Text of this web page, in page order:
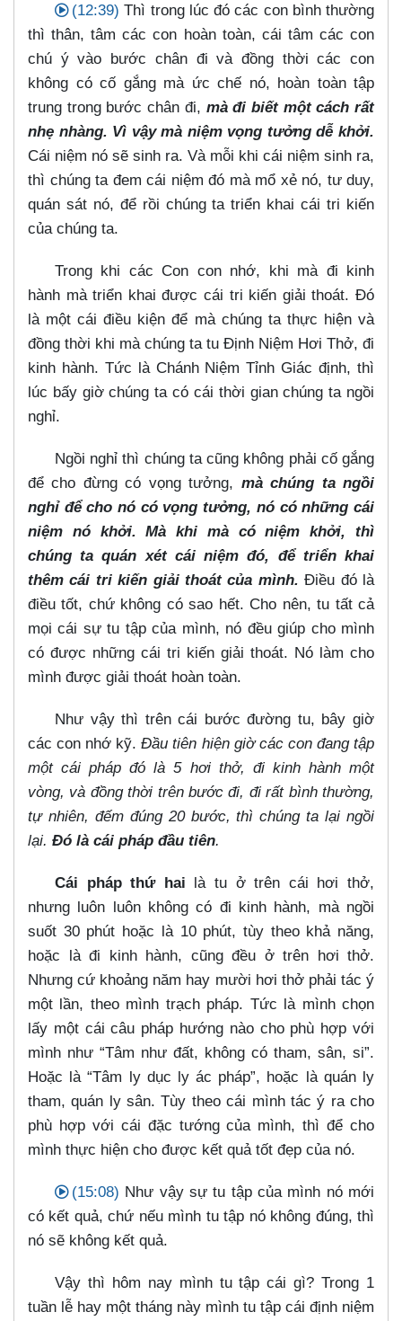
(12:39) Thì trong lúc đó các con bình thường
thì thân, tâm các con hoàn toàn, cái tâm các con
chú ý vào bước chân đi và đồng thời các con
không có cố gắng mà ức chế nó, hoàn toàn tập
trung trong bước chân đi, mà đi biết một cách rất
nhẹ nhàng. Vì vậy mà niệm vọng tưởng dễ khởi.
Cái niệm nó sẽ sinh ra. Và mỗi khi cái niệm sinh ra,
thì chúng ta đem cái niệm đó mà mổ xẻ nó, tư duy,
quán sát nó, để rồi chúng ta triển khai cái tri kiến
của chúng ta.
Trong khi các Con con nhớ, khi mà đi kinh
hành mà triển khai được cái tri kiến giải thoát. Đó
là một cái điều kiện để mà chúng ta thực hiện và
đồng thời khi mà chúng ta tu Định Niệm Hơi Thở, đi
kinh hành. Tức là Chánh Niệm Tỉnh Giác định, thì
lúc bấy giờ chúng ta có cái thời gian chúng ta ngồi
nghỉ.
Ngồi nghỉ thì chúng ta cũng không phải cố gắng
để cho đừng có vọng tưởng, mà chúng ta ngồi
nghỉ để cho nó có vọng tưởng, nó có những cái
niệm nó khởi. Mà khi mà có niệm khởi, thì
chúng ta quán xét cái niệm đó, để triển khai
thêm cái tri kiến giải thoát của mình. Điều đó là
điều tốt, chứ không có sao hết. Cho nên, tu tất cả
mọi cái sự tu tập của mình, nó đều giúp cho mình
có được những cái tri kiến giải thoát. Nó làm cho
mình được giải thoát hoàn toàn.
Như vậy thì trên cái bước đường tu, bây giờ
các con nhớ kỹ.Đầu tiên hiện giờ các con đang tập
một cái pháp đó là 5 hơi thở, đi kinh hành một
vòng, và đồng thời trên bước đi, đi rất bình thường,
tự nhiên, đếm đúng 20 bước, thì chúng ta lại ngồi
lại. Đó là cái pháp đầu tiên.
Cái pháp thứ hai là tu ở trên cái hơi thở,
nhưng luôn luôn không có đi kinh hành, mà ngồi
suốt 30 phút hoặc là 10 phút, tùy theo khả năng,
hoặc là đi kinh hành, cũng đều ở trên hơi thở.
Nhưng cứ khoảng năm hay mười hơi thở phải tác ý
một lần, theo mình trạch pháp. Tức là mình chọn
lấy một cái câu pháp hướng nào cho phù hợp với
mình như “Tâm như đất, không có tham, sân, si”.
Hoặc là “Tâm ly dục ly ác pháp”, hoặc là quán ly
tham, quán ly sân. Tùy theo cái mình tác ý ra cho
phù hợp với cái đặc tướng của mình, thì để cho
mình thực hiện cho được kết quả tốt đẹp của nó.
(15:08) Như vậy sự tu tập của mình nó mới
có kết quả, chứ nếu mình tu tập nó không đúng, thì
nó sẽ không kết quả.
Vậy thì hôm nay mình tu tập cái gì? Trong 1
tuần lễ hay một tháng này mình tu tập cái định niệm